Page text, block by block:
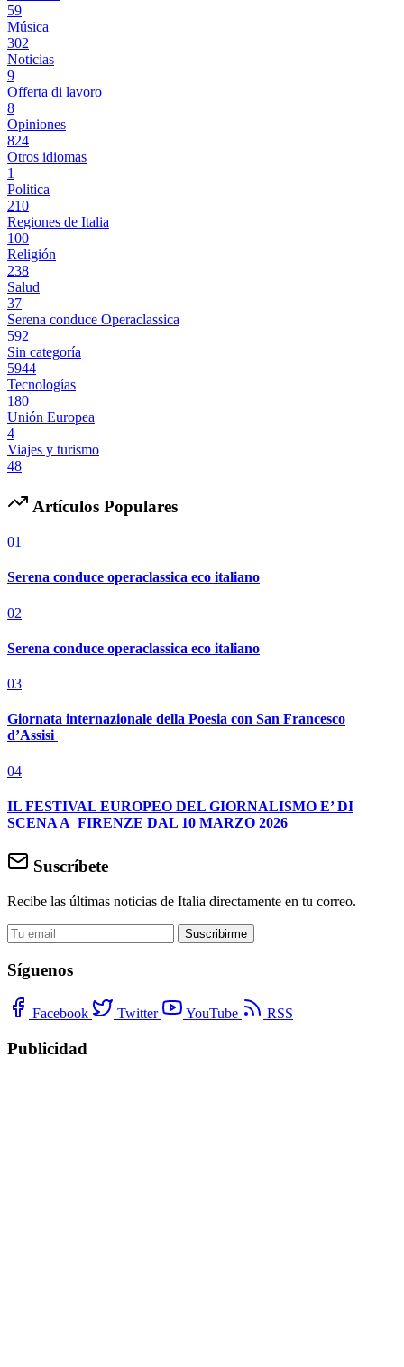
59
Música
302
Noticias
9
Offerta di lavoro
8
Opiniones
824
Otros idiomas
1
Politica
210
Regiones de Italia
100
Religión
238
Salud
37
Serena conduce Operaclassica
592
Sin categoría
5944
Tecnologías
180
Unión Europea
4
Viajes y turismo
48
Artículos Populares
01
Serena conduce operaclassica eco italiano
02
Serena conduce operaclassica eco italiano
03
Giornata internazionale della Poesia con San Francesco
d’Assisi
04
IL FESTIVAL EUROPEO DEL GIORNALISMO E’ DI
SCENA A FIRENZE DAL 10 MARZO 2026
Suscríbete
Recibe las últimas noticias de Italia directamente en tu correo.
Suscribirme
Síguenos
Facebook Twitter YouTube RSS
Publicidad